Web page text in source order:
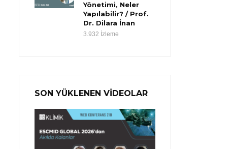
Yönetimi, Neler
Yapılabilir? / Prof.
Dr. Dilara İnan
3.932 İzleme
SON YÜKLENEN VİDEOLAR